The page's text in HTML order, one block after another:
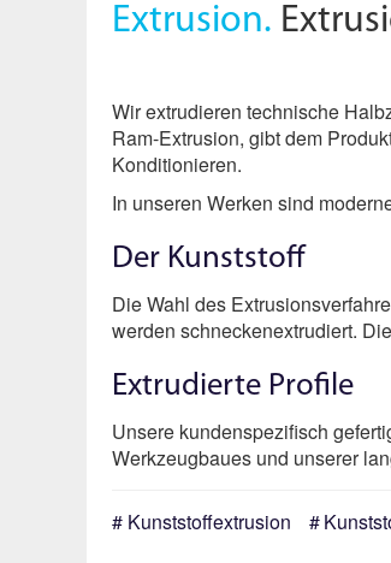
Extrusion.
Wir extrudieren technische
Ram-Extrusion, gibt dem
Konditionieren.
In unseren Werken sind
Der Kunststoff
Die Wahl des
werden schneckenextrudiert.
Extrudierte Profile
Unsere kundenspezifisch
Werkzeugbaues und unserer
Kunststoffextrusion